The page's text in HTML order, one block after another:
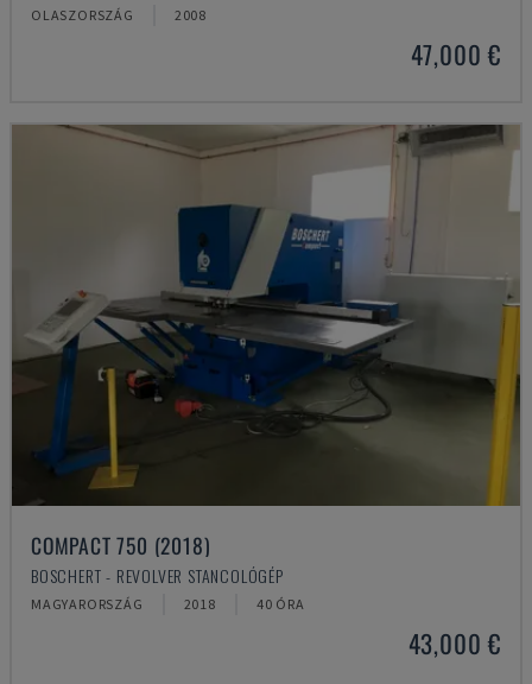
OLASZORSZÁG 2008
47,000 €
COMPACT 750 (2018)
BOSCHERT - REVOLVER STANCOLÓGÉP
MAGYARORSZÁG 2018 40 ÓRA
43,000 €